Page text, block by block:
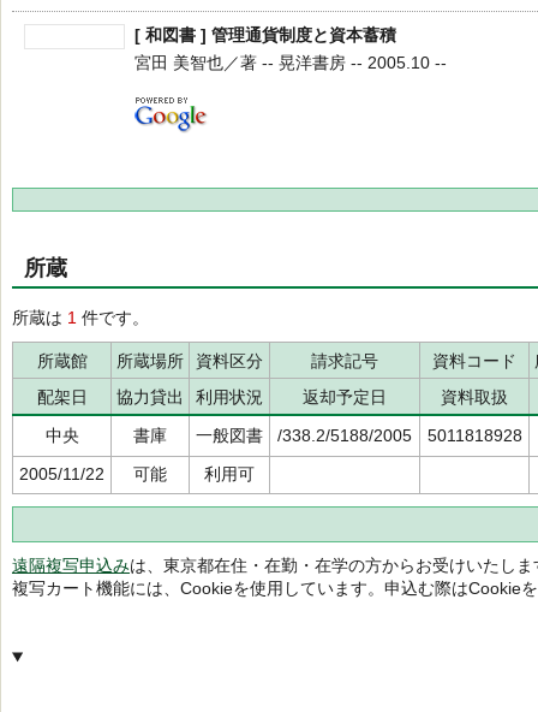
[ 和図書 ] 管理通貨制度と資本蓄積
宮田 美智也／著 -- 晃洋書房 -- 2005.10 --
所蔵
所蔵は 1 件です。
所蔵館 所蔵場所 資料区分 請求記号 資料コード
配架日
協力貸出 利用状況 返却予定日
資料取扱
中央
書庫 一般図書 /338.2/5188/2005
5011818928
2005/11/22
可能 利用可
遠隔複写申込みは、東京都在住・在勤・在学の方からお受けいたしま
複写カート機能には、Cookieを使用しています。申込む際はCookie